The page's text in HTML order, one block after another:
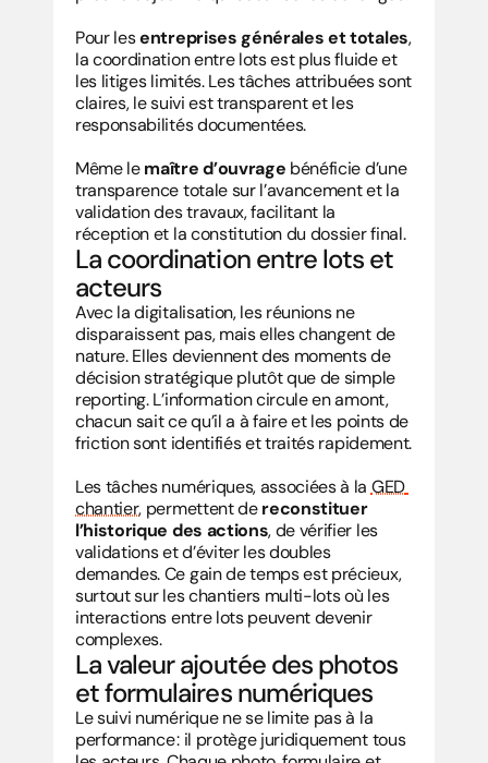
Pour les entreprises générales et totales,
la coordination entre lots est plus fluide et
les litiges limités. Les tâches attribuées sont
claires, le suivi est transparent et les
responsabilités documentées.
Même le maître d’ouvrage bénéficie d’une
transparence totale sur l’avancement et la
validation des travaux, facilitant la
réception et la constitution du dossier final.
La coordination entre lots et
acteurs
Avec la digitalisation, les réunions ne
disparaissent pas, mais elles changent de
nature. Elles deviennent des moments de
décision stratégique plutôt que de simple
reporting. L’information circule en amont,
chacun sait ce qu’il a à faire et les points de
friction sont identifiés et traités rapidement.
Les tâches numériques, associées à la GED
chantier, permettent de reconstituer
l’historique des actions, de vérifier les
validations et d’éviter les doubles
demandes. Ce gain de temps est précieux,
surtout sur les chantiers multi-lots où les
interactions entre lots peuvent devenir
complexes.
La valeur ajoutée des photos
et formulaires numériques
Le suivi numérique ne se limite pas à la
performance : il protège juridiquement tous